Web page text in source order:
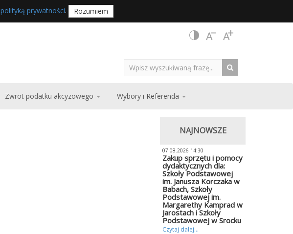
polityką prywatności. Rozumiem
Zwrot podatku akcyzowego Wybory i Referenda
NAJNOWSZE
07.08.2026 14:30
Zakup sprzętu i pomocy
dydaktycznych dla:
Szkoły Podstawowej
im. Janusza Korczaka w
Babach, Szkoły
Podstawowej im.
Margarethy Kamprad w
Jarostach i Szkoły
Podstawowej w Srocku
Czytaj dalej...